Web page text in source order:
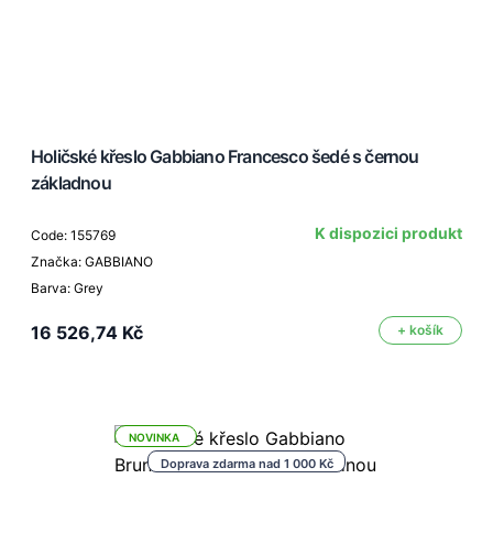
Holičské křeslo Gabbiano Francesco šedé s černou
základnou
Code: 155769
Značka: GABBIANO
Barva: Grey
K dispozici produkt
16 526,74 Kč + košík
Doprava zdarma nad 1 000 Kč
NOVINKA